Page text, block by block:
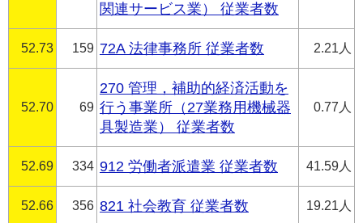
関連サービス業） 従業者数
52.73 159 72A 法律事務所 従業者数 2.21人
52.70 69
270 管理，補助的経済活動を
行う事業所（27業務用機械器
具製造業） 従業者数
0.77人
52.69 334 912 労働者派遣業 従業者数 41.59人
52.66 356 821 社会教育 従業者数 19.21人